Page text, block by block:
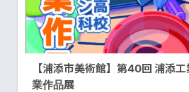
【浦添市美術館】第40回 浦添
業作品展